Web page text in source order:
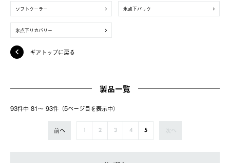
ソフトクーラー 氷点下パック
氷点下リカバリー
ギアトップに戻る
製品一覧
93件中 81〜 93件（5ページ⽬を表⽰中）
前へ 2 3 4 5 次へ